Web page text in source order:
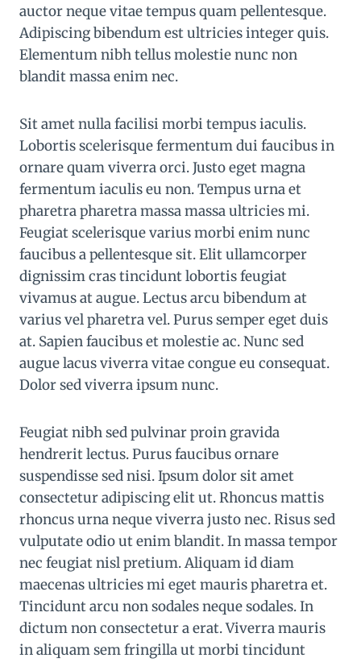
auctor neque vitae tempus quam pellentesque.
Adipiscing bibendum est ultricies integer quis.
Elementum nibh tellus molestie nunc non
blandit massa enim nec.
Sit amet nulla facilisi morbi tempus iaculis.
Lobortis scelerisque fermentum dui faucibus in
ornare quam viverra orci. Justo eget magna
fermentum iaculis eu non. Tempus urna et
pharetra pharetra massa massa ultricies mi.
Feugiat scelerisque varius morbi enim nunc
faucibus a pellentesque sit. Elit ullamcorper
dignissim cras tincidunt lobortis feugiat
vivamus at augue. Lectus arcu bibendum at
varius vel pharetra vel. Purus semper eget duis
at. Sapien faucibus et molestie ac. Nunc sed
augue lacus viverra vitae congue eu consequat.
Dolor sed viverra ipsum nunc.
Feugiat nibh sed pulvinar proin gravida
hendrerit lectus. Purus faucibus ornare
suspendisse sed nisi. Ipsum dolor sit amet
consectetur adipiscing elit ut. Rhoncus mattis
rhoncus urna neque viverra justo nec. Risus sed
vulputate odio ut enim blandit. In massa tempor
nec feugiat nisl pretium. Aliquam id diam
maecenas ultricies mi eget mauris pharetra et.
Tincidunt arcu non sodales neque sodales. In
dictum non consectetur a erat. Viverra mauris
in aliquam sem fringilla ut morbi tincidunt